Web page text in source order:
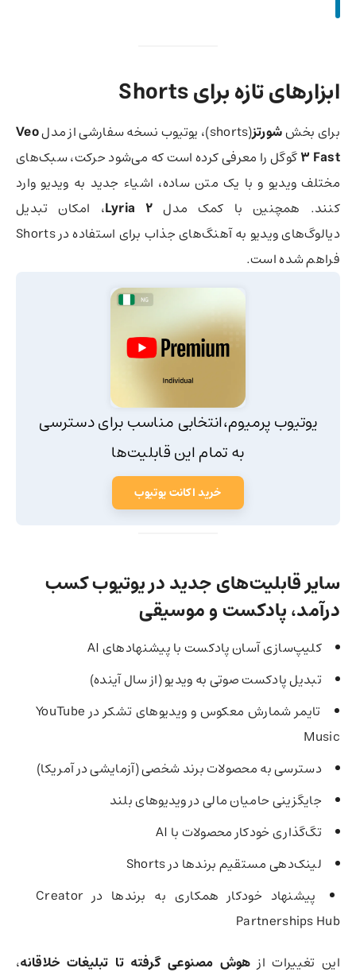
ابزارهای تازه برای Shorts
برای بخششورتز(shorts)، یوتیوب نسخه سفارشی از مدل
Veo
3 Fastگوگل را معرفی کرده است که می‌شود حرکت، سبک‌های
مختلف ویدیو و با یک متن ساده، اشیاء جدید به ویدیو وارد
کنند. همچنین با کمک مدل Lyria 2، امکان تبدیل
دیالوگ‌های ویدیو به آهنگ‌های جذاب برای استفاده در Shorts
فراهم شده است.
یوتیوب پرمیوم،انتخابی مناسب برای دسترسی
به تمام این قابلیت‌ها
خرید اکانت یوتیوب
سایر قابلیت‌های جدید در یوتیوب کسب
درآمد، پادکست و موسیقی
کلیپ‌سازی آسان پادکست با پیشنهادهای AI
تبدیل پادکست صوتی به ویدیو (از سال آینده)
تایمر شمارش معکوس و ویدیوهای تشکر در YouTube
Music
دسترسی به محصولات برند شخصی (آزمایشی در آمریکا)
جایگزینی حامیان مالی در ویدیوهای بلند
تگ‌گذاری خودکار محصولات با AI
لینک‌دهی مستقیم برندها در Shorts
پیشنهاد خودکار همکاری به برندها در Creator
Partnerships Hub
این تغییرات از هوش مصنوعی گرفته تا تبلیغات خلاقانه،